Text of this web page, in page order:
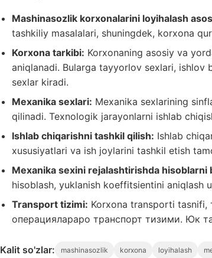
Mashinasozlik korxonalarini loyihalash
tashkiliy masalalari, shuningdek, korxona
Korxona tarkibi: Korxonaning asosiy va
aniqlanadi. Bularga tayyorlov sexlari,
sexlar kiradi.
Mexanika sexlari: Mexanika sexlarining
qilinadi. Texnologik jarayonlarni ishlab
Ishlab chiqarishni tashkil qilish: Ishlab
xususiyatlari va ish joylarini tashkil etish
Mexanika sexini rejalashtirishda hisoblarni
hisoblash, yuklanish koeffitsientini aniqlash
Transport tizimi: Korxona transporti tasnifi,
операциялараро транспорт тизими. Юк
Kalit so'zlar: mashinasozlik korxona loyihalash